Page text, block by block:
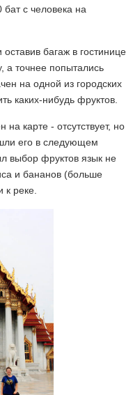
с человека на
багаж в гостинице
а точнее попытались
на одной из городских
каких-нибудь фруктов.
карте - отсутствует, но
его в следующем
выбор фруктов язык не
и бананов (больше
к реке.